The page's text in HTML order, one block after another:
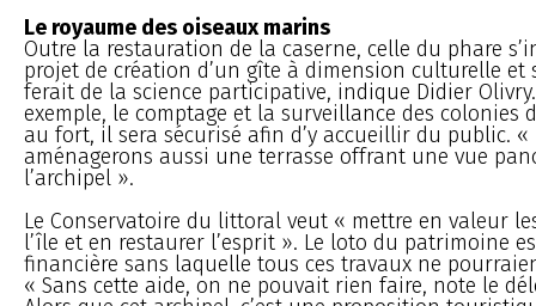
Le royaume des oiseaux marins
Outre la restauration de la caserne, celle du phare
projet de création d’un gîte à dimension culturelle et
ferait de la science participative, indique Didier
exemple, le comptage et la surveillance des colonies
au fort, il sera sécurisé afin d’y accueillir du public. «
aménagerons aussi une terrasse offrant une vue
l’archipel ».
Le Conservatoire du littoral veut « mettre en valeur
l’île et en restaurer l’esprit ». Le loto du patrimoine
financière sans laquelle tous ces travaux ne
« Sans cette aide, on ne pouvait rien faire, note le